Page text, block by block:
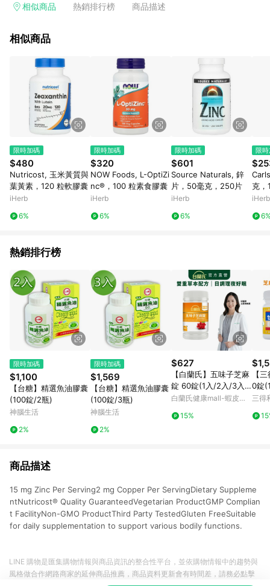
物頁面上提供的折扣碼，則不符合LINE POINTS 回饋資格（官方
碼或獎勵代碼 （會獲得獎勵金） 、英文數字亂數組合，如
格。 4.符合贈點資格者，將於出貨後3個工作日陸續發送交易訊
息通知。 5.點數將於廠商出貨後，隔天起算85天後陸續確認發
送。 6.國際商家之商品金額及回饋點數依據將以商品未稅價格為
準。 7.國際商家之商品金額可能受匯率影響而有微幅差異。 8. 如
需確認訂單回饋資格，僅提供訂購後60天內的訂單查詢。 9.多筆
訂單連續下單 : 每一筆訂單皆需獨立從LINE購物完成跳轉，在您
完成一筆訂單的跳轉及結帳後，若需再次下單，請務必重新透過
相似商品 熱銷排行榜 商品描述
相似商品
限時加碼
$480
Nutricost, 玉米黃質與
葉黃素，120 粒軟膠囊
iHerb
6%
限時加碼
$320
NOW Foods, L-OptiZi
nc®，100 粒素食膠囊
iHerb
6%
限時加碼
$601
Source Naturals, 鋅
片，50毫克，250片
iHerb
6%
限
克，
iHerb
熱銷排行榜
限時加碼
$1,100
【台糖】精選魚油膠囊
(100錠/2瓶)
神腦生活
2%
限時加碼
$1,569
【台糖】精選魚油膠囊
(100錠/3瓶)
神腦生活
2%
$627
【白蘭氏】五味子芝麻
錠 60錠(1入/2入/3入/
5入)-日調理夜好眠 植
調節生理機能 官方直營
白蘭氏健康mall-蝦皮官
15%
【
0錠
芝麻
方直
三得
商品描述
15 mg Zinc Per Serving2 mg Copper Per ServingDietary Suppleme
ntNutricost® Quality GuaranteedVegetarian ProductGMP Complian
t FacilityNon-GMO ProductThird Party TestedGluten FreeSuitable
for daily supplementation to support various bodily functions.
LINE 購物是匯集購物情報與商品資訊的整合性平台，並依購物情報中的趨勢與
風格做合作網路商家的延伸商品推薦，商品資料更新會有時間差，請務必點擊